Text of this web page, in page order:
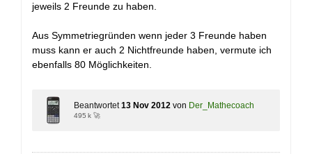
jeweils 2 Freunde zu haben.
Aus Symmetriegründen wenn jeder 3 Freunde haben
muss kann er auch 2 Nichtfreunde haben, vermute ich
ebenfalls 80 Möglichkeiten.
Beantwortet 13 Nov 2012 von Der_Mathecoach
495 k 🚀